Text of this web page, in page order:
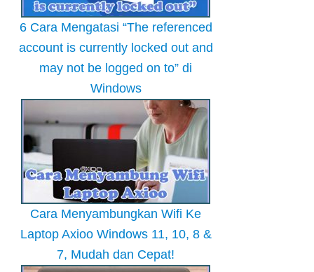
6 Cara Mengatasi “The referenced
account is currently locked out and
may not be logged on to” di
Windows
Cara Menyambungkan Wifi Ke
Laptop Axioo Windows 11, 10, 8 &
7, Mudah dan Cepat!